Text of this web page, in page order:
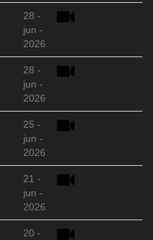
28 -
jun -
2026
28 -
jun -
2026
25 -
jun -
2026
21 -
jun -
2026
20 -